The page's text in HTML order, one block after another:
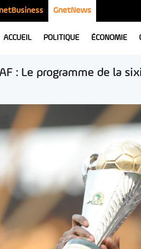
GnetNews
ACCUEIL POLITIQUE ÉCONOMIE
: Le programme de la